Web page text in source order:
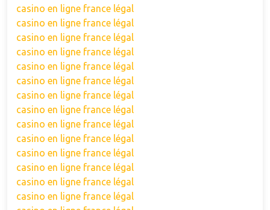
casino en ligne france légal
casino en ligne france légal
casino en ligne france légal
casino en ligne france légal
casino en ligne france légal
casino en ligne france légal
casino en ligne france légal
casino en ligne france légal
casino en ligne france légal
casino en ligne france légal
casino en ligne france légal
casino en ligne france légal
casino en ligne france légal
casino en ligne france légal